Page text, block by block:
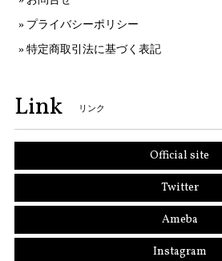
プライバシーポリシー
特定商取引法に基づく表記
Link リンク
Official site
Twitter
Ameba
Instagram